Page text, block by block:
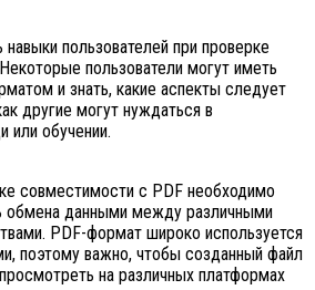
пользователей при проверке
пользователи могут иметь
и знать, какие аспекты следует
другие могут нуждаться в
или обучении.
совместимости с PDF необходимо
обмена данными между различными
PDF-формат широко используется
поэтому важно, чтобы созданный файл
на различных платформах